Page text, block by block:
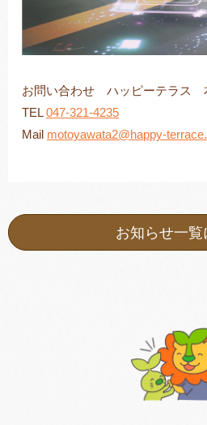
お問い合わせ ハッピーテラス
TEL047-321-4235
Mail motoyawata2@happy-
お知らせ一覧